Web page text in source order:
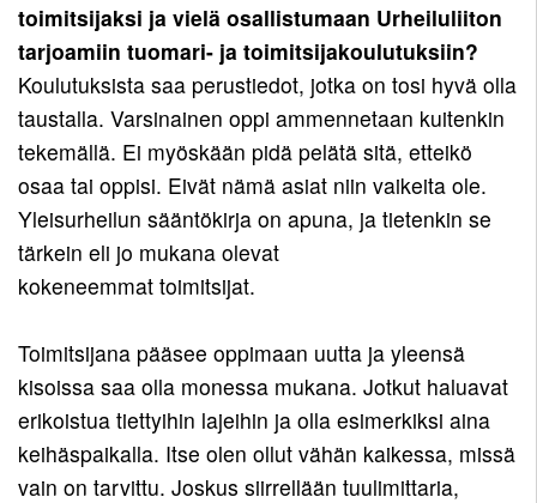
toimitsijaksi ja vielä osallistumaan Urheiluliiton
tarjoamiin tuomari- ja toimitsijakoulutuksiin?
Koulutuksista saa perustiedot, jotka on tosi hyvä olla
taustalla. Varsinainen oppi ammennetaan kuitenkin
tekemällä. Ei myöskään pidä pelätä sitä, etteikö
osaa tai oppisi. Eivät nämä asiat niin vaikeita ole.
Yleisurheilun sääntökirja on apuna, ja tietenkin se
tärkein eli jo mukana olevat
kokeneemmat toimitsijat.
Toimitsijana pääsee oppimaan uutta ja yleensä
kisoissa saa olla monessa mukana. Jotkut haluavat
erikoistua tiettyihin lajeihin ja olla esimerkiksi aina
keihäspaikalla. Itse olen ollut vähän kaikessa, missä
vain on tarvittu. Joskus siirrellään tuulimittaria,